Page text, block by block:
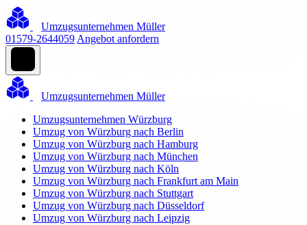
Umzugsunternehmen Müller
01579-2644059 Angebot anfordern
Umzugsunternehmen Müller
Umzugsunternehmen Würzburg
Umzug von Würzburg nach Berlin
Umzug von Würzburg nach Hamburg
Umzug von Würzburg nach München
Umzug von Würzburg nach Köln
Umzug von Würzburg nach Frankfurt am Main
Umzug von Würzburg nach Stuttgart
Umzug von Würzburg nach Düsseldorf
Umzug von Würzburg nach Leipzig